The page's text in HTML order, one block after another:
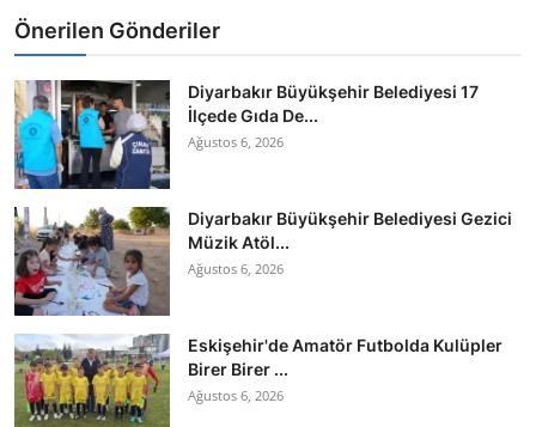
Önerilen Gönderiler
Diyarbakır Büyükşehir Belediyesi 17
İlçede Gıda De...
Ağustos 6, 2026
Diyarbakır Büyükşehir Belediyesi Gezici
Müzik Atöl...
Ağustos 6, 2026
Eskişehir'de Amatör Futbolda Kulüpler
Birer Birer ...
Ağustos 6, 2026